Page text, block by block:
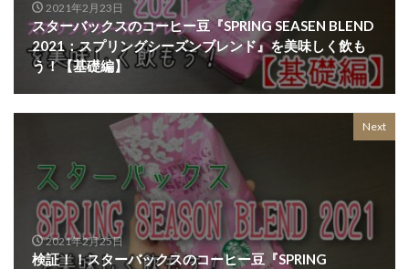
2021年2月23日
スターバックスのコーヒー豆『SPRING SEASEN BLEND
2021：スプリングシーズンブレンド』を美味しく飲も
う！【基礎編】
Next
2021年2月25日
検証！！スターバックスのコーヒー豆『SPRING